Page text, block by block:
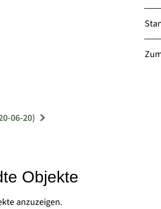
06-20)
Objekte
anzuzeigen.